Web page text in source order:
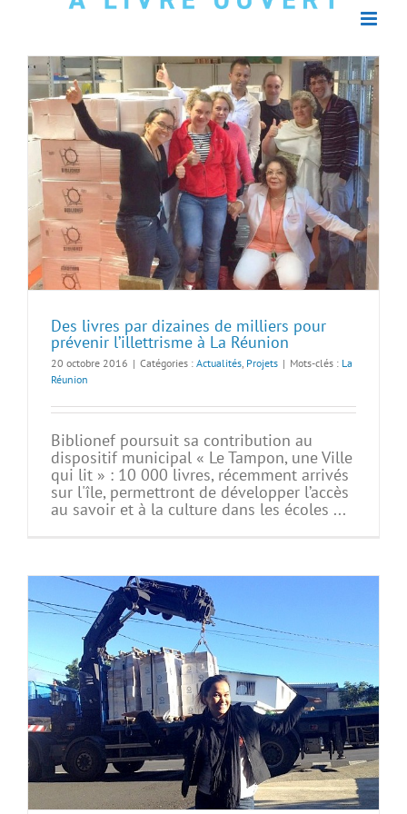
Des livres par dizaines de milliers pour
prévenir l’illettrisme à La Réunion
20 octobre 2016 | Catégories : Actualités Projets | Mots-clés : La
Réunion
Biblionef poursuit sa contribution au
dispositif municipal « Le Tampon, une Ville
qui lit » : 10 000 livres, récemment arrivés
sur l'île, permettront de développer l’accès
au savoir et à la culture dans les écoles ...